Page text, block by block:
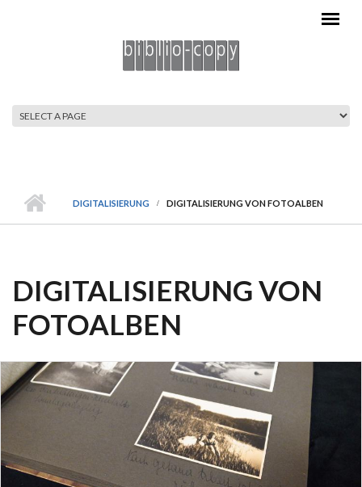
DIGITALISIERUNG DIGITALISIERUNG VON FOTOALBEN
DIGITALISIERUNG VON
FOTOALBEN